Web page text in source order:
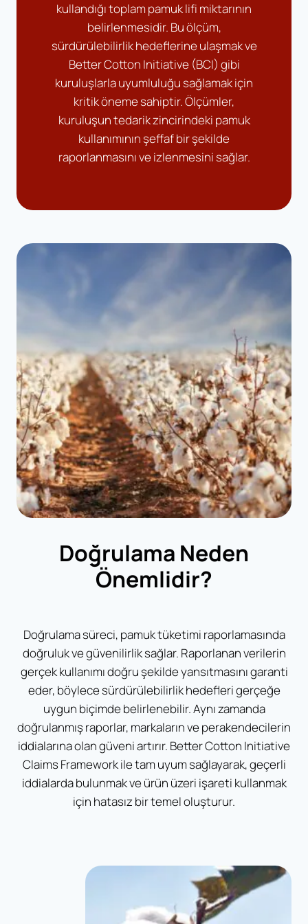
kullandığı toplam pamuk lifi miktarının
belirlenmesidir. Bu ölçüm,
sürdürülebilirlik hedeflerine ulaşmak ve
Better Cotton Initiative (BCI) gibi
kuruluşlarla uyumluluğu sağlamak için
kritik öneme sahiptir. Ölçümler,
kuruluşun tedarik zincirindeki pamuk
kullanımının şeffaf bir şekilde
raporlanmasını ve izlenmesini sağlar.
Doğrulama Neden
Önemlidir?
Doğrulama süreci, pamuk tüketimi raporlamasında
doğruluk ve güvenilirlik sağlar. Raporlanan verilerin
gerçek kullanımı doğru şekilde yansıtmasını garanti
eder, böylece sürdürülebilirlik hedefleri gerçeğe
uygun biçimde belirlenebilir. Aynı zamanda
doğrulanmış raporlar, markaların ve perakendecilerin
iddialarına olan güveni artırır. Better Cotton Initiative
Claims Framework ile tam uyum sağlayarak, geçerli
iddialarda bulunmak ve ürün üzeri işareti kullanmak
için hatasız bir temel oluşturur.